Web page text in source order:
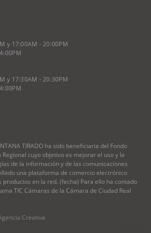
y 17:00AM - 20:00PM
y 17:30AM - 20:30PM
TIRADO ha sido beneficiaria del Fondo
cuyo objetivo es mejorar el uso y la
de la información y de las comunicaciones
una plataforma de comercio electrónico
en la red. (fecha) Para ello ha contado
TIC Cámaras de la Cámara de Ciudad Real
Creativa